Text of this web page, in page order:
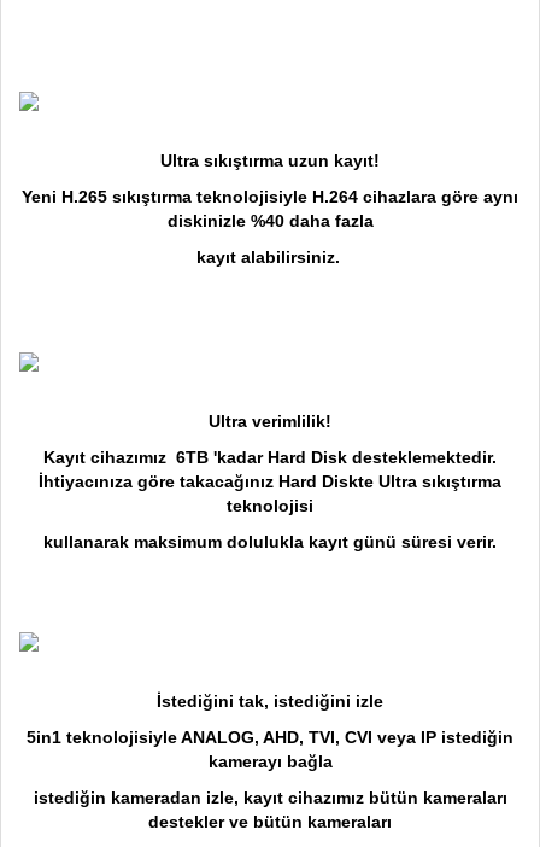
Ultra sıkıştırma uzun kayıt!
Yeni H.265 sıkıştırma teknolojisiyle H.264 cihazlara göre aynı
diskinizle %40 daha fazla
kayıt alabilirsiniz.
Ultra verimlilik!
Kayıt cihazımız 6TB 'kadar Hard Disk desteklemektedir.
İhtiyacınıza göre takacağınız Hard Diskte Ultra sıkıştırma
teknolojisi
kullanarak maksimum dolulukla kayıt günü süresi verir.
İstediğini tak, istediğini izle
5in1 teknolojisiyle ANALOG, AHD, TVI, CVI veya IP istediğin
kamerayı bağla
istediğin kameradan izle, kayıt cihazımız bütün kameraları
destekler ve bütün kameraları